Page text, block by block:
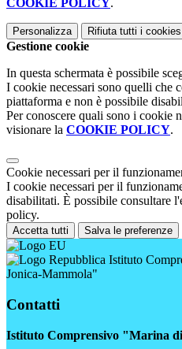
COOKIE POLICY.
Personalizza Rifiuta tutti i cookies
Gestione cookie
In questa schermata è possibile
I cookie necessari sono quelli che
piattaforma e non è possibile
Per conoscere quali sono i cookie
visionare la COOKIE POLICY.
Cookie necessari per il
I cookie necessari per il
disabilitati. È possibile consultare
policy.
Accetta tutti Salva le preferenze
Istituto
Jonica-Mammola"
Contatti
Istituto Comprensivo "Marina